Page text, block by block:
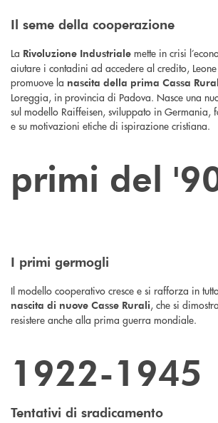
Il seme della cooperazione
La Rivoluzione Industriale mette in crisi
aiutare i contadini ad accedere al credito,
promuove la nascita della prima Cassa
Loreggia, in provincia di Padova. Nasce una
sul modello Raiffeisen, sviluppato in Germania,
e su motivazioni etiche di ispirazione cristiana.
primi del
I primi germogli
Il modello cooperativo cresce e si rafforza in
nascita di nuove Casse Rurali, che si
resistere anche alla prima guerra mondiale.
1922-1945
Tentativi di sradicamento